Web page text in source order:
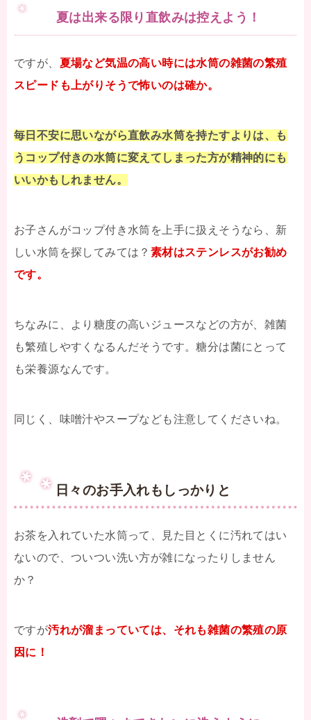
夏は出来る限り直飲みは控えよう！
ですが、 夏場など気温の高い時には水筒の雑菌の繁殖
スピードも上がりそうで怖いのは確か。
毎日不安に思いながら直飲み水筒を持たすよりは、も
うコップ付きの水筒に変えてしまった方が精神的にも
いいかもしれません。
お子さんがコップ付き水筒を上手に扱えそうなら、新
しい水筒を探してみては？ 素材はステンレスがお勧め
です。
ちなみに、より糖度の高いジュースなどの方が、雑菌
も繁殖しやすくなるんだそうです。糖分は菌にとって
も栄養源なんです。
同じく、味噌汁やスープなども注意してくださいね。
日々のお手入れもしっかりと
お茶を入れていた水筒って、見た目とくに汚れてはい
ないので、ついつい洗い方が雑になったりしません
か？
ですが汚れが溜まっていては、それも雑菌の繁殖の原
因に！